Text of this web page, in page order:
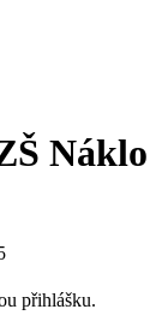
Náklo
přihlášku.